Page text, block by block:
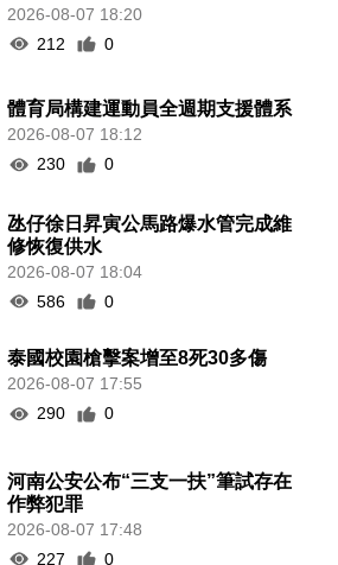
2026-08-07 18:20
212
0
體育局構建運動員全週期支援體系
2026-08-07 18:12
230
0
氹仔徐日昇寅公馬路爆水管完成維
修恢復供水
2026-08-07 18:04
586
0
泰國校園槍擊案增至8死30多傷
2026-08-07 17:55
290
0
河南公安公布“三支一扶”筆試存在
作弊犯罪
2026-08-07 17:48
227
0